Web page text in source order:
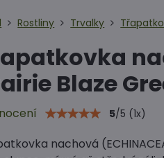
Rostliny Trvalky
Blaze
5/5 (1x)
nachová